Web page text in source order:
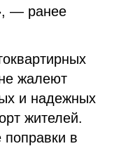
— ранее
жалеют
и надежных
жителей.
в